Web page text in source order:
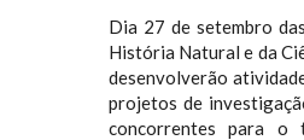
Dia 27 de setembro
História Natural e da
desenvolverão
projetos de
concorrentes para o